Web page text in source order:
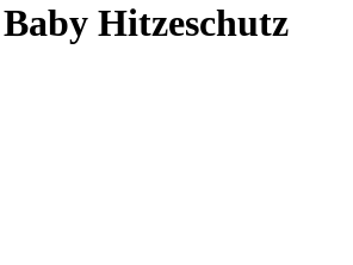
Baby Hitzeschutz